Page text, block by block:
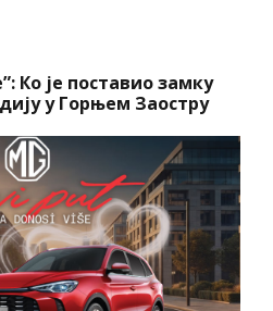
Ко је поставио замку
у Горњем Заостру